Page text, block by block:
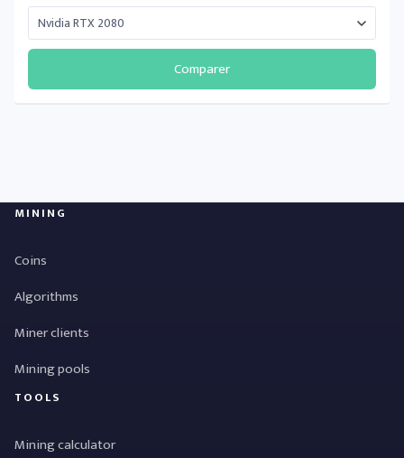
Comparer
MINING
Coins
Algorithms
Miner clients
Mining pools
TOOLS
Mining calculator